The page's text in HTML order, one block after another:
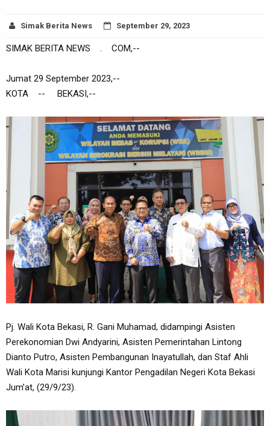
Simak Berita News September 29, 2023
SIMAK BERITA NEWS . COM,--
Jumat 29 September 2023,--
KOTA -- BEKASI,--
Pj. Wali Kota Bekasi, R. Gani Muhamad, didampingi Asisten
Perekonomian Dwi Andyarini, Asisten Pemerintahan Lintong
Dianto Putro, Asisten Pembangunan Inayatullah, dan Staf Ahli
Wali Kota Marisi kunjungi Kantor Pengadilan Negeri Kota Bekasi
Jum’at, (29/9/23).